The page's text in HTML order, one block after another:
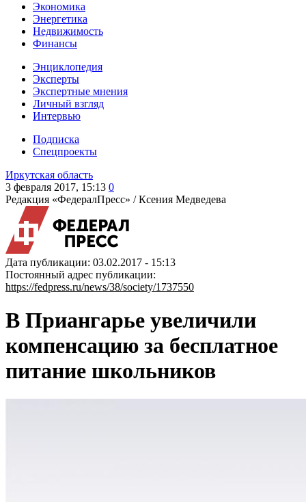
Экономика
Энергетика
Недвижимость
Финансы
Энциклопедия
Эксперты
Экспертные мнения
Личный взгляд
Интервью
Подписка
Спецпроекты
Иркутская область
3 февраля 2017, 15:13 0
Редакция «ФедералПресс» /Ксения Медведева
Дата публикации: 03.02.2017 - 15:13
Постоянный адрес публикации:
https://fedpress.ru/news/38/society/1737550
В Приангарье увеличили
компенсацию за бесплатное
питание школьников